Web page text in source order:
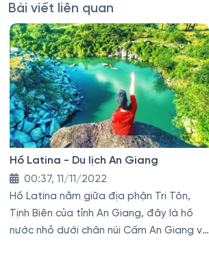
Bài viết liên quan
Hồ Latina - Du lịch An Giang
00:37, 11/11/2022
Hồ Latina nằm giữa địa phận Tri Tôn,
Tịnh Biên của tỉnh An Giang, đây là hồ
nước nhỏ dưới chân núi Cấm An Giang và